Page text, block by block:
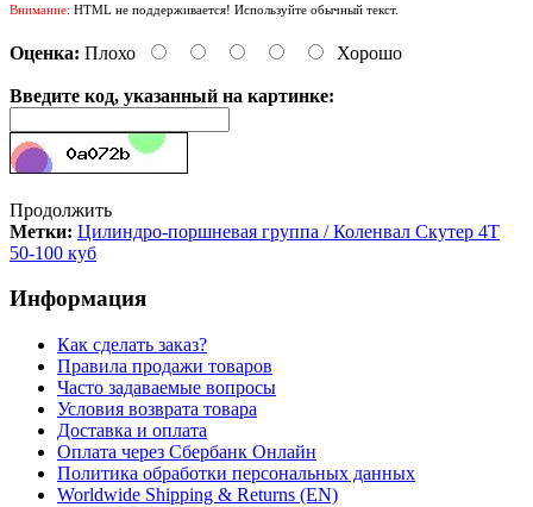
Внимание: HTML не поддерживается! Используйте обычный текст.
Оценка: Плохо Хорошо
Введите код, указанный на картинке:
Продолжить
Метки: Цилиндро-поршневая группа / Коленвал Скутер 4Т
50-100 куб
Информация
Как сделать заказ?
Правила продажи товаров
Часто задаваемые вопросы
Условия возврата товара
Доставка и оплата
Оплата через Сбербанк Онлайн
Политика обработки персональных данных
Worldwide Shipping & Returns (EN)